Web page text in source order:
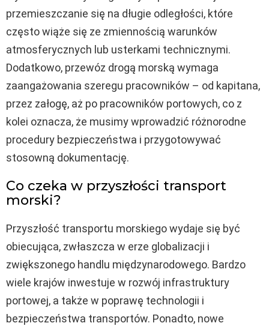
przemieszczanie się na długie odległości, które
często wiąże się ze zmiennością warunków
atmosferycznych lub usterkami technicznymi.
Dodatkowo, przewóz drogą morską wymaga
zaangażowania szeregu pracowników – od kapitana,
przez załogę, aż po pracowników portowych, co z
kolei oznacza, że musimy wprowadzić różnorodne
procedury bezpieczeństwa i przygotowywać
stosowną dokumentację.
Co czeka w przyszłości transport
morski?
Przyszłość transportu morskiego wydaje się być
obiecująca, zwłaszcza w erze globalizacji i
zwiększonego handlu międzynarodowego. Bardzo
wiele krajów inwestuje w rozwój infrastruktury
portowej, a także w poprawę technologii i
bezpieczeństwa transportów. Ponadto, nowe